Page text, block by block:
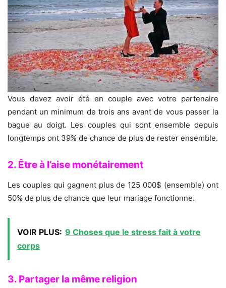
Vous devez avoir été en couple avec votre partenaire
pendant un minimum de trois ans avant de vous passer la
bague au doigt. Les couples qui sont ensemble depuis
longtemps ont 39% de chance de plus de rester ensemble.
2. Être à l’aise monétairement
Les couples qui gagnent plus de 125 000$ (ensemble) ont
50% de plus de chance que leur mariage fonctionne.
VOIR PLUS: 9 Choses que le stress fait à votre
corps
3. Partager la même religion